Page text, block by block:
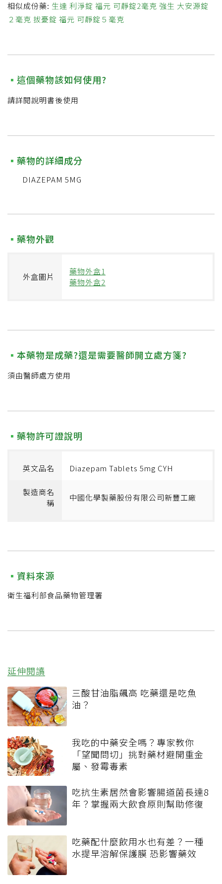
相似成份藥: 生達 利淨錠 福元 可靜錠2毫克 強生 大安源錠
２毫克 拔憂錠 福元 可靜錠５毫克
這個藥物該如何使用?
請詳閱說明書後使用
藥物的詳細成分
DIAZEPAM 5MG
藥物外觀
外盒圖片
藥物外盒1
藥物外盒2
本藥物是成藥?還是需要醫師開立處方箋?
須由醫師處方使用
藥物許可證說明
英文品名 Diazepam Tablets 5mg CYH
製造商名
稱
中國化學製藥股份有限公司新豐工廠
資料來源
衛生福利部食品藥物管理署
延伸閱讀
三酸甘油脂飆高 吃藥還是吃魚
油？
我吃的中藥安全嗎？專家教你
「望聞問切」挑對藥材避開重金
屬、發霉毒素
吃抗生素居然會影響腸道菌長達8
年？掌握兩大飲食原則幫助修復
吃藥配什麼飲用水也有差？一種
水提早溶解保護膜 恐影響藥效